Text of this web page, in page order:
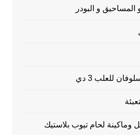
المساحيق و البودر
للعلب 3 دي
وماكينة لحام تيوب بلاستيك